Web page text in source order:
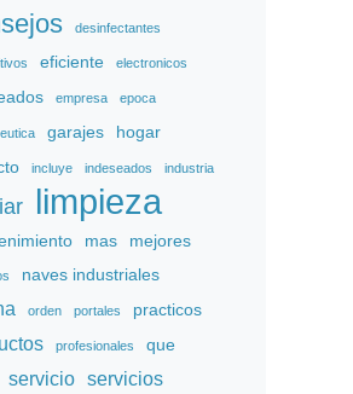
desinfectantes
eficiente electronicos
empresa epoca
garajes
hogar
incluye indeseados industria
limpieza
mas mejores
naves industriales
orden portales practicos
profesionales que
servicio servicios